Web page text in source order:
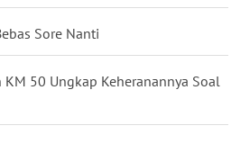
Sore Nanti
50 Ungkap Keheranannya Soal